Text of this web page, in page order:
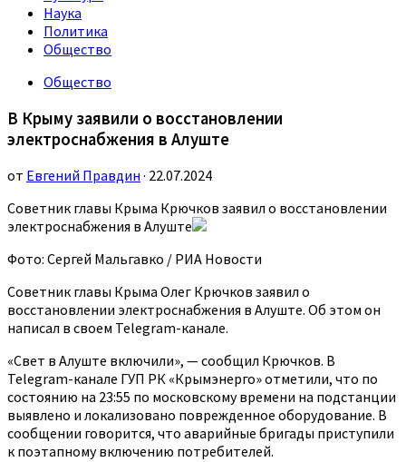
Наука
Политика
Общество
Общество
В Крыму заявили о восстановлении
электроснабжения в Алуште
от Евгений Правдин · 22.07.2024
Советник главы Крыма Крючков заявил о восстановлении
электроснабжения в Алуште
Фото: Сергей Мальгавко / РИА Новости
Советник главы Крыма Олег Крючков заявил о
восстановлении электроснабжения в Алуште. Об этом он
написал в своем Telegram-канале.
«Свет в Алуште включили», — сообщил Крючков. В
Telegram-канале ГУП РК «Крымэнерго» отметили, что по
состоянию на 23:55 по московскому времени на подстанции
выявлено и локализовано поврежденное оборудование. В
сообщении говорится, что аварийные бригады приступили
к поэтапному включению потребителей.